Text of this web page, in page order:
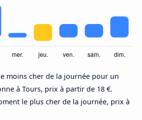
moins cher de la journée pour un
à Tours, prix à partir de 18 €.
le plus cher de la journée, prix à